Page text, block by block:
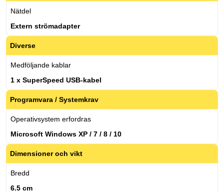
Nätdel
Extern strömadapter
Diverse
Medföljande kablar
1 x SuperSpeed USB-kabel
Programvara / Systemkrav
Operativsystem erfordras
Microsoft Windows XP / 7 / 8 / 10
Dimensioner och vikt
Bredd
6.5 cm